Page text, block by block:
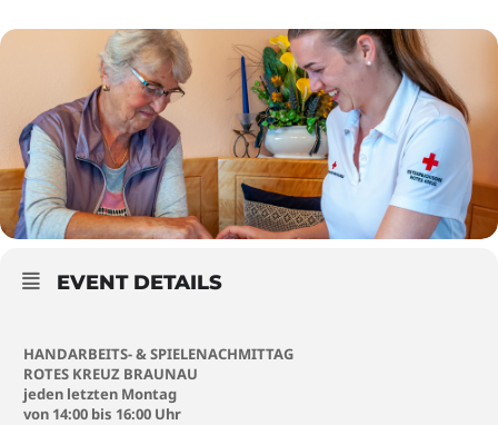
EVENT DETAILS
HANDARBEITS- & SPIELENACHMITTAG
ROTES KREUZ BRAUNAU
jeden letzten Montag
von 14:00 bis 16:00 Uhr